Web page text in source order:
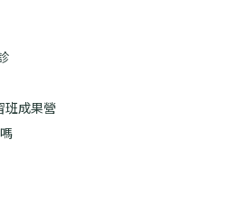
班成果營